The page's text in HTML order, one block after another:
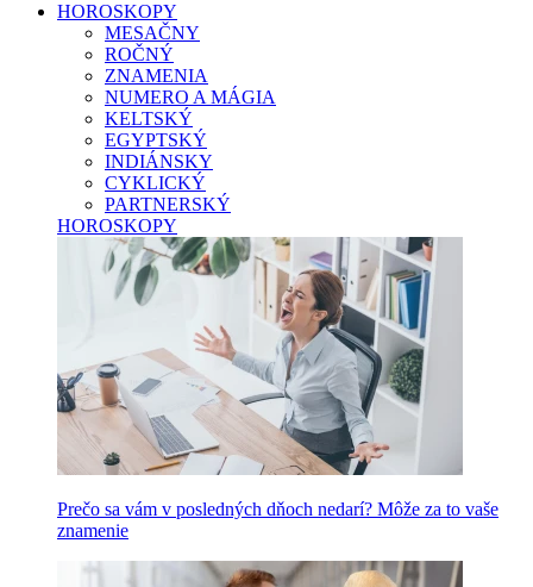
HOROSKOPY
MESAČNY
ROČNÝ
ZNAMENIA
NUMERO A MÁGIA
KELTSKÝ
EGYPTSKÝ
INDIÁNSKY
CYKLICKÝ
PARTNERSKÝ
HOROSKOPY
Prečo sa vám v posledných dňoch nedarí? Môže za to vaše
znamenie